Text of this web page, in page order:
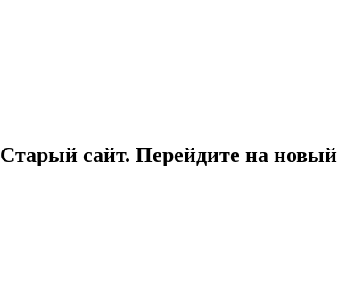
Старый сайт. Перейдите на новый